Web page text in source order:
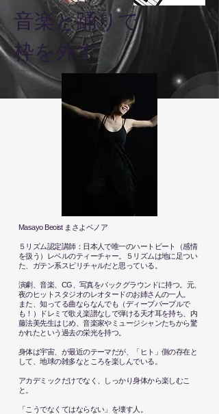
音楽と踊りで
枠を外す
Masayo Beoist まさよベノア
５リズム認定講師：日本人で唯一のハートビート（感情
を扱う）レベルのティーチャー。
５リズムは地に足つい
た、ガテン系スピリチャルだと思っている。
演劇、音楽、CG、写真をバックグラウンドに持つ。元、
夜のヒットスタジオのレオタードのお姉さんの一人。
また、知ってる曲ならなんでも（ディープパープルで
も！）ドレミで歌え楽譜なしで弾ける天才耳を持ち、内
藤法美先生はじめ、音楽家やミュージシャンたちから驚
かれたという過去の栄光を持つ。
身体は宇宙、が最近のテーマだ​が、「ヒト」側の存在と
して、地球の雑多なところを楽しんでいる。
アカデミックだけでなく、しっかり身体から楽しむこ
と。
「こうでなくてはならない」を壊す人。